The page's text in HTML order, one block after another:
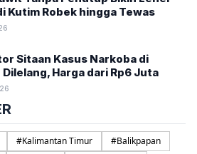
Kutim Robek hingga Tewas
Sitaan Kasus Narkoba di
Harga dari Rp6 Juta
#Kalimantan Timur #Balikpapan